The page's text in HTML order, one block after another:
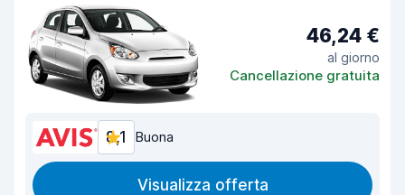
46,24 €
al giorno
Cancellazione gratuita
8,1 Buona
Visualizza offerta